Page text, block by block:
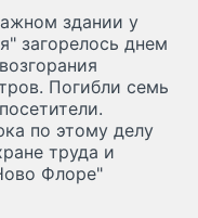
здании у
загорелось днем
Погибли семь
по этому делу
труда и
Флоре"